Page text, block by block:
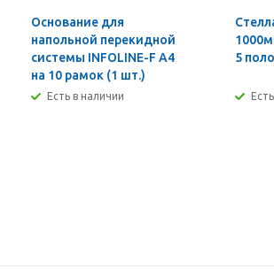
Основание для
напольной перекидной
системы INFOLINE-F А4
на 10 рамок (1 шт.)
Есть в наличии
5